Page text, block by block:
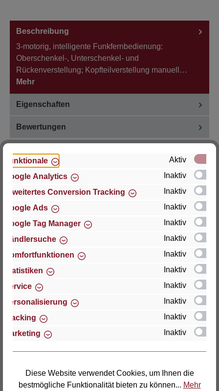
Beschreibung
3-motorig, intelligente Funkfernbedienung:
Oberschenkel-, Unterschenkel- und
Rückenverstellung; Kopfteilverstellung manuell…
Mehr
Eigenschaften
Bewertungen
Hersteller
Für Fragen zu Produkt, Produktsicherheit oder
technische Unterstützung wenden Sie sich bitte an:
Thomas GmbH + Co. Sitz- und Liegemöbel KG
"Lattoflex"
Walkmühlenstraße 93
D-27432 Bremervörde
Telefon: (04761) 979-0
Telefax: (04761) 979-161
Funktionale
Aktiv
Google Analytics
Inaktiv
Erweitertes Conversion Tracking
Inaktiv
Google Ads
Inaktiv
Google Tag Manager
Inaktiv
Händlersuche
Inaktiv
Komfortfunktionen
Inaktiv
Statistiken
Inaktiv
Service
Inaktiv
Personalisierung
Inaktiv
Tracking
Inaktiv
Marketing
Inaktiv
Diese Website verwendet Cookies, um Ihnen die
bestmögliche Funktionalität bieten zu können... Mehr